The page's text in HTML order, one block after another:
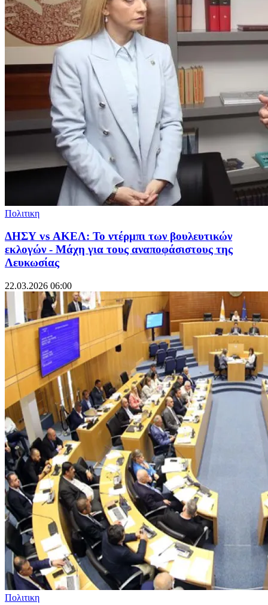
Πολιτικη
ΔΗΣΥ vs ΑΚΕΛ: Το ντέρμπι των βουλευτικών
εκλογών - Μάχη για τους αναποφάσιστους της
Λευκωσίας
22.03.2026 06:00
Πολιτικη